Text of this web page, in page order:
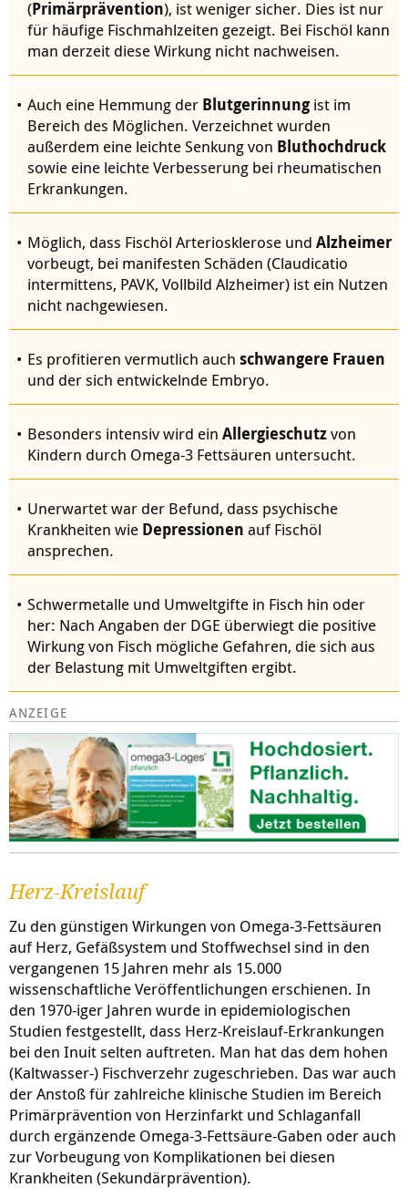
(Primärprävention), ist weniger sicher. Dies ist nur
für häufige Fischmahlzeiten gezeigt. Bei Fischöl kann
man derzeit diese Wirkung nicht nachweisen.
Auch eine Hemmung der Blutgerinnung ist im
Bereich des Möglichen. Verzeichnet wurden
außerdem eine leichte Senkung von Bluthochdruck
sowie eine leichte Verbesserung bei rheumatischen
Erkrankungen.
Möglich, dass Fischöl Arteriosklerose und Alzheimer
vorbeugt, bei manifesten Schäden (Claudicatio
intermittens, PAVK, Vollbild Alzheimer) ist ein Nutzen
nicht nachgewiesen.
Es profitieren vermutlich auch schwangere Frauen
und der sich entwickelnde Embryo.
Besonders intensiv wird ein Allergieschutzvon
Kindern durch Omega-3 Fettsäuren untersucht.
Unerwartet war der Befund, dass psychische
Krankheiten wie Depressionen auf Fischöl
ansprechen.
Schwermetalle und Umweltgifte in Fisch hin oder
her: Nach Angaben der DGE überwiegt die positive
Wirkung von Fisch mögliche Gefahren, die sich aus
der Belastung mit Umweltgiften ergibt.
Herz-Kreislauf
Zu den günstigen Wirkungen von Omega-3-Fettsäuren
auf Herz, Gefäßsystem und Stoff­wechsel sind in den
vergangenen 15 Jahren mehr als 15.000
wissenschaftliche Veröffentli­chungen erschienen. In
den 1970-iger Jahren wurde in epidemiologischen
Studien festgestellt, dass Herz-Kreislauf-Erkrankungen
bei den Inuit selten auftreten. Man hat das dem hohen
(Kaltwasser-) Fischverzehr zugeschrieben. Das war auch
der Anstoß für zahlreiche klinische Studien im Bereich
Primärprävention von Herzinfarkt und Schlaganfall
durch ergänzende Omega-3-Fettsäure-Gaben oder auch
zur Vorbeugung von Komplikationen bei diesen
Krankheiten (Sekundärprävention).